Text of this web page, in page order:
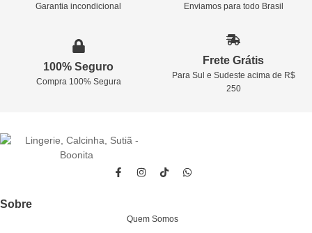
Garantia incondicional Enviamos para todo Brasil
100% Seguro
Compra 100% Segura
Frete Grátis
Para Sul e Sudeste acima de R$
250
Sobre
Quem Somos